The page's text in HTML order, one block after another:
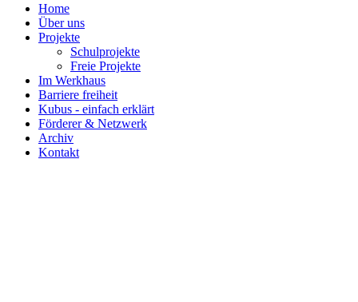
Home
Über uns
Projekte
Schulprojekte
Freie Projekte
Im Werkhaus
Barriere freiheit
Kubus - einfach erklärt
Förderer & Netzwerk
Archiv
Kontakt